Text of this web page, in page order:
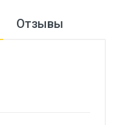
Отзывы